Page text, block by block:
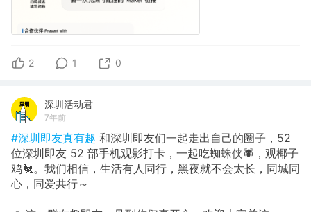
2 1 0
深圳活动君
7年前
#深圳即友真有趣 和深圳即友们一起走出自己的圈子，52
位深圳即友 52 部手机观影打卡，一起吃蜘蛛侠🕷️，观椰子
鸡🐔。我们相信，生活有人同行，黑夜就不会太长，同城同
心，同爱共行～